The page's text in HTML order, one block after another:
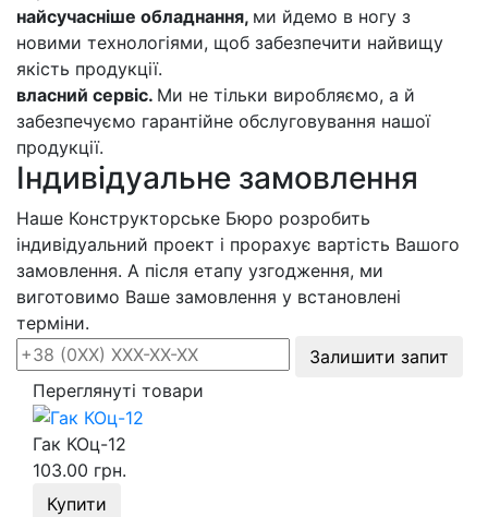
найсучасніше обладнання, ми йдемо в ногу з
новими технологіями, щоб забезпечити найвищу
якість продукції.
власний сервіс. Ми не тільки виробляємо, а й
забезпечуємо гарантійне обслуговування нашої
продукції.
Індивідуальне замовлення
Наше Конструкторське Бюро розробить
індивідуальний проект і прорахує вартість Вашого
замовлення. А після етапу узгодження, ми
виготовимо Ваше замовлення у встановлені
терміни.
Залишити запит
Переглянуті товари
Гак КОц-12
103.00 грн.
Купити